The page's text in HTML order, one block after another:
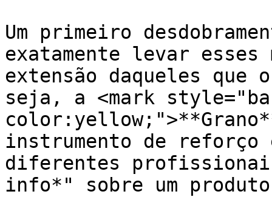
Um primeiro
exatamente levar esses
extensão daqueles que
seja, a <mark
instrumento de
diferentes profissionais
info*" sobre um